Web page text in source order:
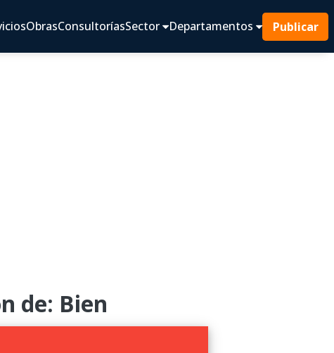
ObrasConsultoríasSector Departamentos Publicar
de: Bien